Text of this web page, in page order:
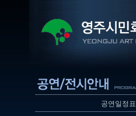
공연일정표